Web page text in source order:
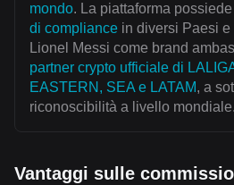
mondo. La piattaforma
di compliance in diversi Paesi
Lionel Messi come brand
partner crypto ufficiale di
EASTERN, SEA e LATAM, a
riconoscibilità a livello mondiale.
Vantaggi sulle